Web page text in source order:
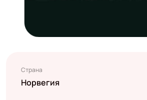
Страна
Норвегия